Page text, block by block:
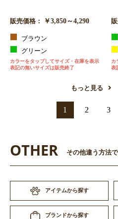
販売価格： ￥3,850～4,290
ブラウン
グリーン
カラーをタップしてサイズ・在庫を表示
表記の無いサイズは販売終了
もっと見る
カ
表
1 2 3
OTHER その他違う方法
アイテムから探す
ブランドから探す